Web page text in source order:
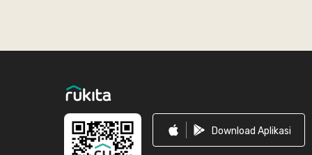
Download Aplikasi